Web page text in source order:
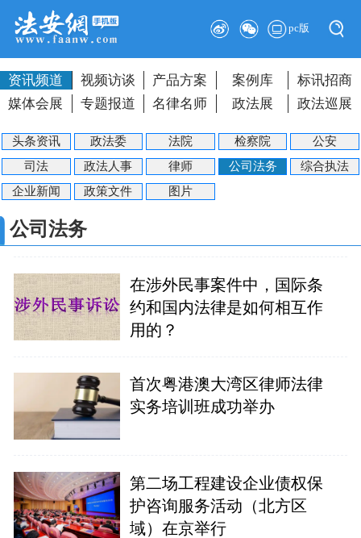
pc版
资讯频道 视频访谈 产品方案 案例库
标讯招商
媒体会展
专题报道 名律名师 政法展 政法巡展
头条资讯 政法委 法院 检察院
公安
司法
政法人事 律师 公司法务
综合执法
企业新闻
政策文件 图片
公司法务
在涉外民事案件中，国际条
约和国内法律是如何相互作
用的？
首次粤港澳大湾区律师法律
实务培训班成功举办
第二场工程建设企业债权保
护咨询服务活动（北方区
域）在京举行